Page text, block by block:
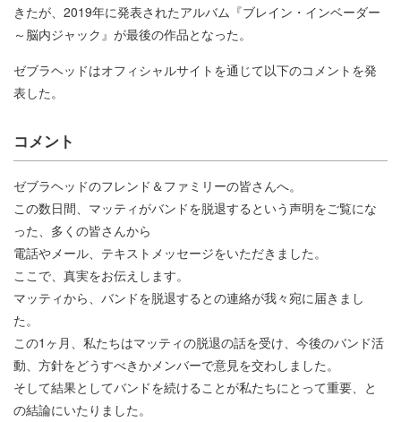
きたが、2019年に発表されたアルバム『ブレイン・インベーダー
～脳内ジャック』が最後の作品となった。
ゼブラヘッドはオフィシャルサイトを通じて以下のコメントを発
表した。
コメント
ゼブラヘッドのフレンド＆ファミリーの皆さんへ。
この数日間、マッティがバンドを脱退するという声明をご覧にな
った、多くの皆さんから
電話やメール、テキストメッセージをいただきました。
ここで、真実をお伝えします。
マッティから、バンドを脱退するとの連絡が我々宛に届きまし
た。
この1ヶ月、私たちはマッティの脱退の話を受け、今後のバンド活
動、方針をどうすべきかメンバーで意見を交わしました。
そして結果としてバンドを続けることが私たちにとって重要、と
の結論にいたりました。